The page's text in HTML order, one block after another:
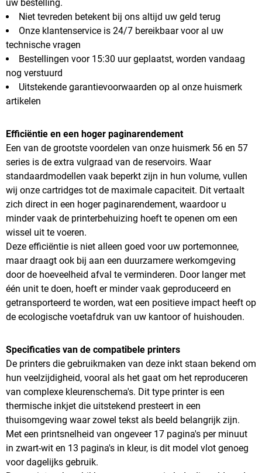
uw bestelling.
Niet tevreden betekent bij ons altijd uw geld terug
Onze klantenservice is 24/7 bereikbaar voor al uw
technische vragen
Bestellingen voor 15:30 uur geplaatst, worden vandaag
nog verstuurd
Uitstekende garantievoorwaarden op al onze huismerk
artikelen
Efficiëntie en een hoger paginarendement
Een van de grootste voordelen van onze huismerk 56 en 57
series is de extra vulgraad van de reservoirs. Waar
standaardmodellen vaak beperkt zijn in hun volume, vullen
wij onze cartridges tot de maximale capaciteit. Dit vertaalt
zich direct in een hoger paginarendement, waardoor u
minder vaak de printerbehuizing hoeft te openen om een
wissel uit te voeren.
Deze efficiëntie is niet alleen goed voor uw portemonnee,
maar draagt ook bij aan een duurzamere werkomgeving
door de hoeveelheid afval te verminderen. Door langer met
één unit te doen, hoeft er minder vaak geproduceerd en
getransporteerd te worden, wat een positieve impact heeft op
de ecologische voetafdruk van uw kantoor of huishouden.
Specificaties van de compatibele printers
De printers die gebruikmaken van deze inkt staan bekend om
hun veelzijdigheid, vooral als het gaat om het reproduceren
van complexe kleurenschema's. Dit type printer is een
thermische inkjet die uitstekend presteert in een
thuisomgeving waar zowel tekst als beeld belangrijk zijn.
Met een printsnelheid van ongeveer 17 pagina's per minuut
in zwart-wit en 13 pagina's in kleur, is dit model vlot genoeg
voor dagelijks gebruik.